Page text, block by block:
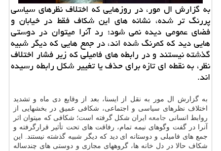
به گزارش ال مور، در روزهایی که اختلاف نظرهای سیاسی
پررنگ تر شده، نشانه های این شکاف فقط در خیابان و
فضای عمومی دیده نمی شود؛ رد آنرا میتوان در دوستی
هایی دید که کمرنگ شده اند، در جمع هایی که دیگر شبیه
گذشته نیستند و در رابطه های فامیلی که زیر فشار اختلاف
نظر، به نقطه ای تازه برای حذف یا تغییر شکل رابطه رسیده
اند.
به گزارش ال مور به نقل از ایسنا، بعد از وقایع دی ماه و تشدید
اختلاف نظرهای سیاسی و اجتماعی، شکافی عمیق در بخشهایی از
روابط انسانی جامعه ایران شکل گرفته است؛ شکافی که میتوان اثر
آنرا در گفت وگوهای نیمه تمام، رفاقت های تحت تأثیر قرارگرفته و
جمع های فامیلی و دوستانه ای دید که دیگر شبیه گذشته نیستند. این
شکاف حالا در دل خانه ها، گروههای مجازی و دوستی های چندساله